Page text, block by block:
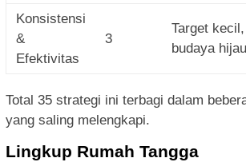
Konsistensi
&
Efektivitas
3
Target
budaya
Total 35 strategi ini terbagi dalam
yang saling melengkapi.
Lingkup Rumah Tangga